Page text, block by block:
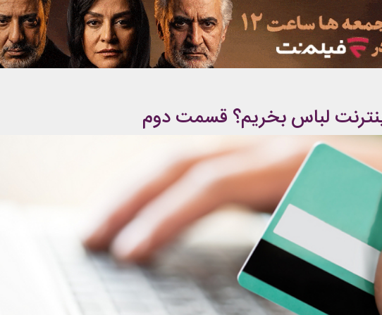
لباس بخريم؟ قسمت دوم